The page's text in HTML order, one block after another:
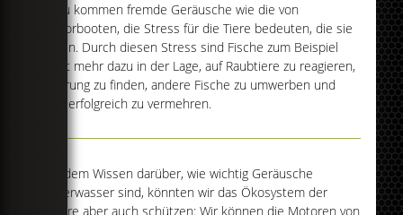
Dazu kommen fremde Geräusche wie die von
Motorbooten, die Stress für die Tiere bedeuten, die sie
hören. Durch diesen Stress sind Fische zum Beispiel
nicht mehr dazu in der Lage, auf Raubtiere zu reagieren,
Nahrung zu finden, andere Fische zu umwerben und
sich erfolgreich zu vermehren.
Mit dem Wissen darüber, wie wichtig Geräusche
Unterwasser sind, könnten wir das Ökosystem der
Meere aber auch schützen: Wir können die Motoren von